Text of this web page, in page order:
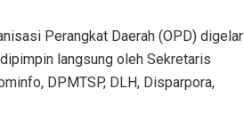
Perangkat Daerah (OPD) digelar
langsung oleh Sekretaris
DPMTSP, DLH, Disparpora,